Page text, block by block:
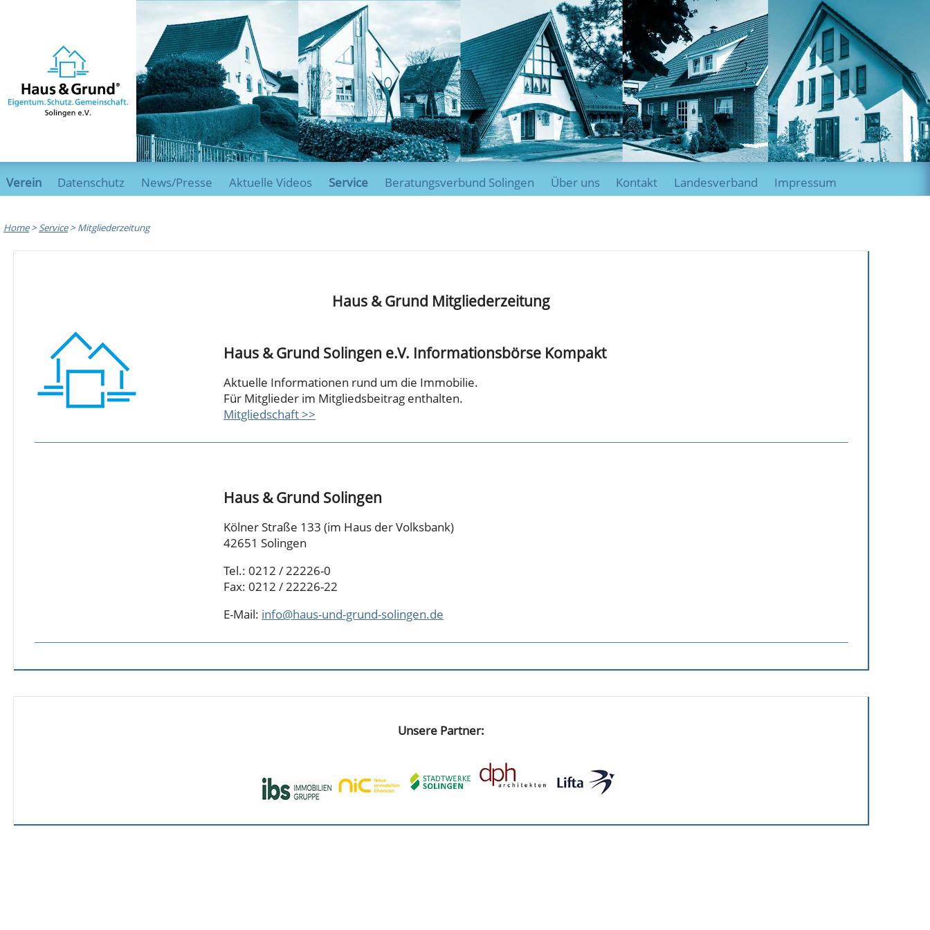
Verein Datenschutz News/Presse Aktuelle Videos Service Beratungsverbund Solingen Über uns Kontakt Landesverband Impressum
Home> Service> Mitgliederzeitung
Haus & Grund Mitgliederzeitung
Haus & Grund Solingen e.V. Informationsbörse Kompakt
Aktuelle Informationen rund um die Immobilie.
Für Mitglieder im Mitgliedsbeitrag enthalten.
Mitgliedschaft >>
Haus & Grund Solingen
Kölner Straße 133 (im Haus der Volksbank)
42651 Solingen
Tel.: 0212 / 22226-0
Fax: 0212 / 22226-22
E-Mail: info@haus-und-grund-solingen.de
Unsere Partner: